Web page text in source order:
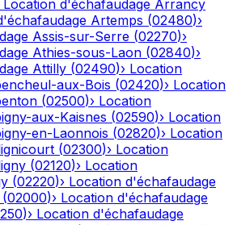
Location d'échafaudage Arrancy
Artemps (02480)›
Assis-sur-Serre (02270)›
Athies-sous-Laon (02840)›
Attilly (02490)› Location
aux-Bois (02420)› Location
(02500)› Location
aux-Kaisnes (02590)› Location
en-Laonnois (02820)› Location
(02300)› Location
(02120)› Location
(02220)› Location d'échafaudage
(02000)› Location d'échafaudage
)› Location d'échafaudage